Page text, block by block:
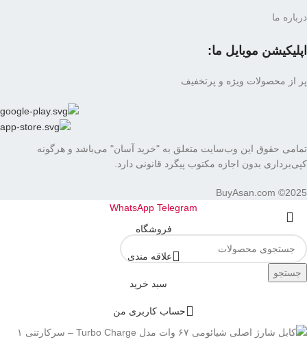
درباره ما
اپلیکیشن موبایل ما:
پر از محصولات ویژه و پرتخفیف
تمامی حقوق این وب‌سایت متعلق به "خرید آسان" می‌باشد و هرگونه
کپی‌برداری بدون اجازه مکتوب پیگرد قانونی دارد.
BuyAsan.com ©2025
جستجو
WhatsApp Telegram
فروشگاه
علاقه مندی
سبد خرید
حساب کاربری من